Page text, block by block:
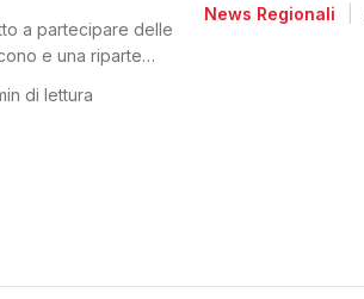
a partecipare delle
e una riparte
di lettura
News Regionali